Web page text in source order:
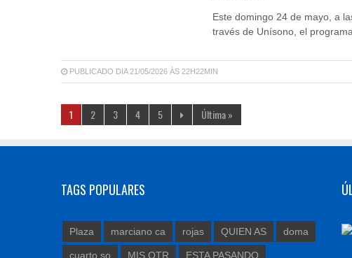
Este domingo 24 de mayo, a
través de Unísono, el
PUBLICADO DIA 21/05/2026 ÀS 22H22MIN
1 2 3 4 5 Última »
TAGS POPULARES
Plaza marciano ca rojas QUIEN AS doma
cuarto so MIS OTR ESTA PASANDO